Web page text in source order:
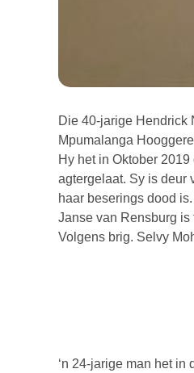
Die 40-jarige Hendrick
Mpumalanga
Hy het in Oktober
agtergelaat. Sy is deur
haar beserings dood is.
Janse van Rensburg is
Volgens brig. Selvy
‘n 24-jarige man het